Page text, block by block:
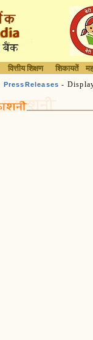
वित्तीय शिक्षण शिकायतें
PressReleases -